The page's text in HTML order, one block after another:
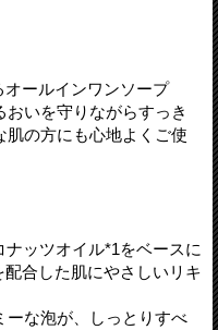
ールインワンソープ
いを守りながらすっき
肌の方にも心地よくご使
ッツオイル*1をベースに
合した肌にやさしいリキ
ーな泡が、しっとりすべ